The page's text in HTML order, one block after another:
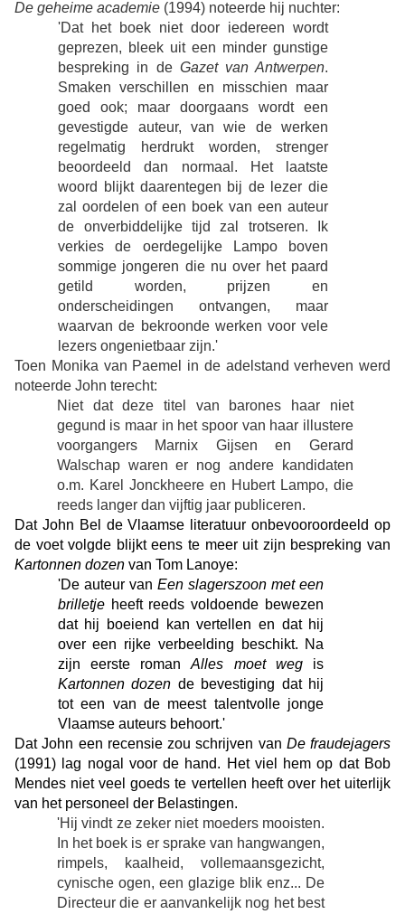
De geheime academie (1994) noteerde hij nuchter:
'Dat het boek niet door iedereen wordt
geprezen, bleek uit een minder gunstige
bespreking in de Gazet van Antwerpen.
Smaken verschillen en misschien maar
goed ook; maar doorgaans wordt een
gevestigde auteur, van wie de werken
regelmatig herdrukt worden, strenger
beoordeeld dan normaal. Het laatste
woord blijkt daarentegen bij de lezer die
zal oordelen of een boek van een auteur
de onverbiddelijke tijd zal trotseren. Ik
verkies de oerdegelijke Lampo boven
sommige jongeren die nu over het paard
getild worden, prijzen en
onderscheidingen ontvangen, maar
waarvan de bekroonde werken voor vele
lezers ongenietbaar zijn.'
Toen Monika van Paemel in de adelstand verheven werd
noteerde John terecht:
Niet dat deze titel van barones haar niet
gegund is maar in het spoor van haar illustere
voorgangers Marnix Gijsen en Gerard
Walschap waren er nog andere kandidaten
o.m. Karel Jonckheere en Hubert Lampo, die
reeds langer dan vijftig jaar publiceren.
Dat John Bel de Vlaamse literatuur onbevooroordeeld op
de voet volgde blijkt eens te meer uit zijn bespreking van
Kartonnen dozen van Tom Lanoye:
'De auteur van Een slagerszoon met een
brilletje heeft reeds voldoende bewezen
dat hij boeiend kan vertellen en dat hij
over een rijke verbeelding beschikt. Na
zijn eerste roman
Alles moet weg
is
Kartonnen dozen de bevestiging dat hij
tot een van de meest talentvolle jonge
Vlaamse auteurs behoort.'
Dat John een recensie zou schrijven van De fraudejagers
(1991) lag nogal voor de hand. Het viel hem op dat Bob
Mendes niet veel goeds te vertellen heeft over het uiterlijk
van het personeel der Belastingen.
'Hij vindt ze zeker niet moeders mooisten.
In het boek is er sprake van hangwangen,
rimpels, kaalheid, vollemaansgezicht,
cynische ogen, een glazige blik enz... De
Directeur die er aanvankelijk nog het best